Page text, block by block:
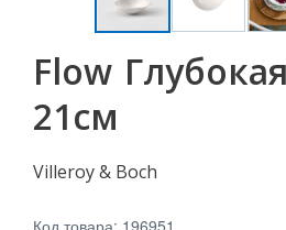
Flow
21см
Villeroy & Boch